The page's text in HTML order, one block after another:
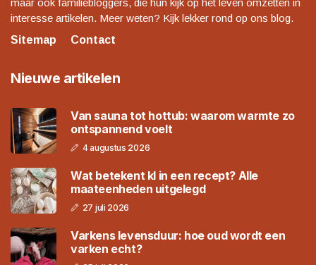
maar ook familiebloggers, die hun kijk op het leven omzetten in
interesse artikelen. Meer weten? Kijk lekker rond op ons blog.
Sitemap
Contact
Nieuwe artikelen
Van sauna tot hottub: waarom warmte zo
ontspannend voelt
4 augustus 2026
Wat betekent kl in een recept? Alle
maateenheden uitgelegd
27 juli 2026
Varkens levensduur: hoe oud wordt een
varken echt?